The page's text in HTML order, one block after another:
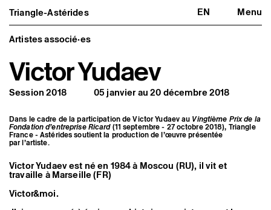
Triangle-Astérides EN Menu
Triangle-Astérides
Centre d’art contemporain
d’intérêt national
et résidence internationale d'artistes
Fermer
Présentation
À propos
Équipe et gouvernance
Formation professionnelle
Adhérer / nous soutenir
Rapports d'activité
Informations pratiques
Programmation
Agenda : en cours et à venir
Événements
Programmation éditoriale
Artistes associé·es
Victor Yudaev
Session 2018 05 janvier au 20 décembre 2018
Dans le cadre de la participation de Victor Yudaev au Vingtième Prix de la
Fondation d’entreprise Ricard(11 septembre - 27 octobre 2018), Triangle
France - Astérides soutient la production de l’œuvre présentée
par l’artiste.
Victor Yudaev est né en 1984 à Moscou (RU), il vit et
travaille à Marseille (FR)
Victor&moi.